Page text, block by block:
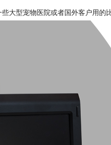
大型宠物医院或者国外客户用的